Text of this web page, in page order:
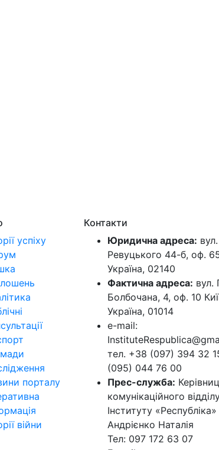
успіху
порталу
війни
Контакти
Юридична адреса: вул.
Ревуцького 44-б, оф.
Україна, 02140
Фактична адреса: вул.
Болбочана, 4, оф. 10
Україна, 01014
e-mail:
тел. +38 (097) 394 32
(095) 044 76 00
Прес-служба:
комунікаційного
Інституту «Республіка»
Андрієнко Наталія
Тел: 097 172 63 07